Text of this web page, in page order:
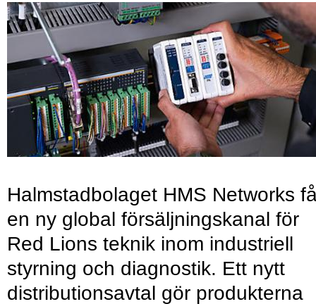
Halmstadbolaget HMS Networks
en ny global försäljningskanal för
Red Lions teknik inom industriell
styrning och diagnostik. Ett nytt
distributionsavtal gör produkterna